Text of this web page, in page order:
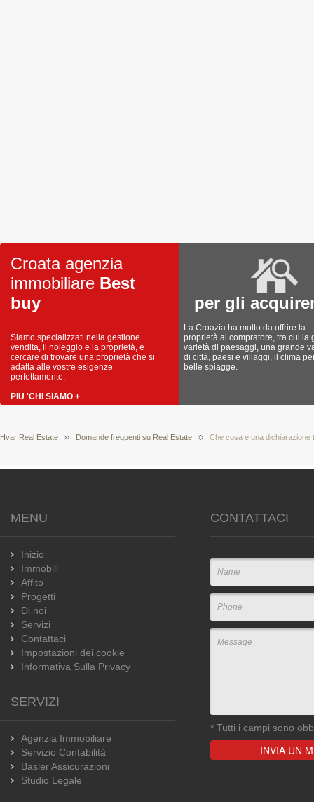
Croata agenzia
immobiliare Best
buy
Siamo specializzati nella gestione
vendita, il noleggio e la proprietà, e
cercare di trovare una proprietà che si
adatta alle vostre esigenze
perfettamente.
PIU 'CHI SIAMO +
per gli
La Croazia ha molto da offrire la
proprietà al compratore, tra cui la
varietà di paesaggi, una grande
di città, paesi e villaggi, il clima
belle spiagge.
Hvar Real Estate Domande frequenti su Real Estate Che cosa è una dichiarazione
MENU
Inizio
Immobili
Affito
Progetti
Di noi
Servizi
Contattaci
Impostazioni dei cookie
Informativa Sulla Privacy
SERVIZI
Agenzia Immobiliare
Servizio Contabilità
Basler Assicurazioni
Studio Legale
CONTATTACI
* Tutti i campi sono